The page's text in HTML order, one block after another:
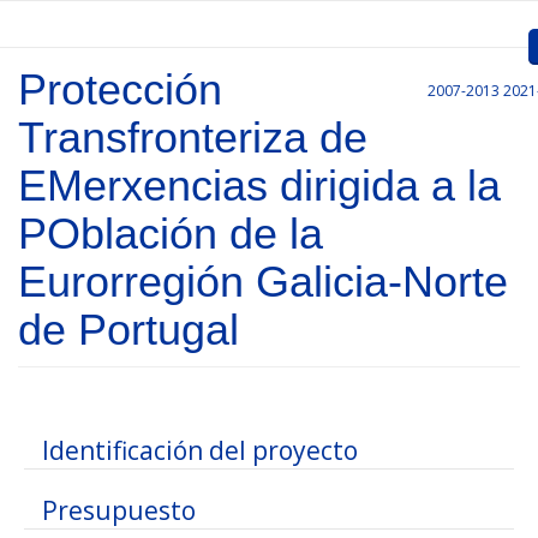
Presentación
Convocatorias
Proyectos Aprobados
Comunicación
Enlaces
2007-2013
Protección
Transfronteriza de
EMerxencias dirigida a la
POblación de la
Eurorregión Galicia-Norte
de Portugal
Mostrar
Identificación del proyecto
Mostrar
Presupuesto